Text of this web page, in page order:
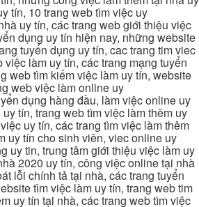
tín, 10 trang web tìm việc uy
uy tín, các trang web giới thiệu việc
dụng uy tín hiện nay, những website
tuyển dụng uy tín, cac trang tim viec
làm uy tín, các trang mạng tuyển
web tìm kiếm việc làm uy tín, website
web việc làm online uy
dụng hàng đầu, làm việc online uy
tín, trang web tìm việc làm thêm uy
uy tín, các trang tìm việc làm thêm
uy tín cho sinh viên, viec online uy
uy tin, trung tâm giới thiệu việc làm uy
2020 uy tín, công việc online tại nhà
lỗi chính tả tại nhà, các trang tuyển
tìm việc làm uy tín, trang web tim
uy tín tại nhà, các trang web tìm việc